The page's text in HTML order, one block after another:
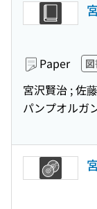
Paper
宮沢賢治 ; 佐
パンプオルガ